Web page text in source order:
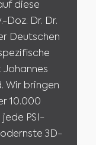
diese
Doz. Dr. Dr.
Deutschen
Johannes
Wir bringen
10.000
PSI-
3D-